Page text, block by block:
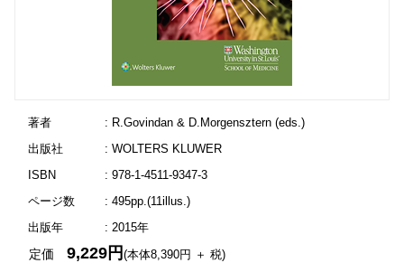
著者
: R.Govindan & D.Morgensztern (eds.)
出版社
: WOLTERS KLUWER
ISBN
: 978-1-4511-9347-3
ページ数
: 495pp.(11illus.)
出版年
: 2015年
定価9,229円(本体8,390円 ＋ 税)